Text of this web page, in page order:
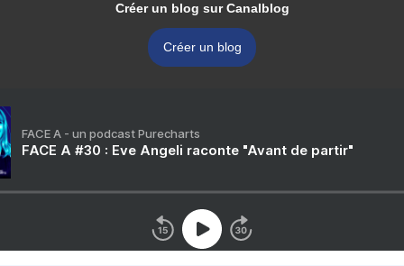
Créer un blog sur Canalblog
Créer un blog
FACE A - un podcast Purecharts
FACE A #30 : Eve Angeli raconte "Avant de partir"